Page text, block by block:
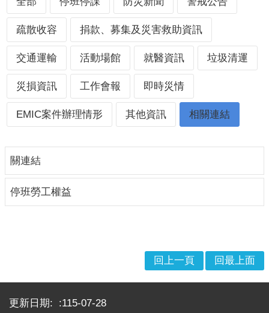
新
聞
警
戒
公
告
疏
散
容
捐
款、
募
助
資
疏散收容 捐款、募集及災害救助資訊
交通運輸 活動場館 就醫資訊 垃圾清運
災損資訊 工作會報 即時災情
EMIC案件辦理情形 其他資訊 相關連結
關連結
停班勞工權益
回上一頁 回最上面
更新日期:
115-07-28